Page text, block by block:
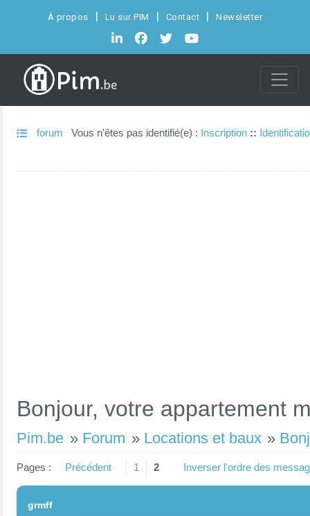
À propos Lu sur PIM Contact Newsletter
forum Vous n'êtes pas identifié(e) : Inscription ::
Bonjour, votre appartement
Pim.be » Forum » Locations et baux »
Pages : Précédent 1 2 Inverser l'ordre des
grmff